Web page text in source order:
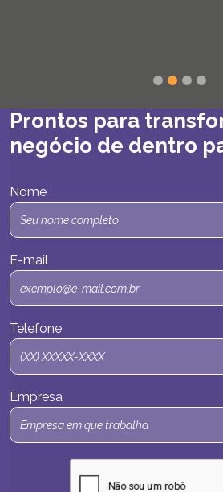
Prontos para
negócio de dentro
Nome
E-mail
Telefone
Empresa